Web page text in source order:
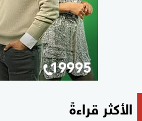
الأكثر قراءةً